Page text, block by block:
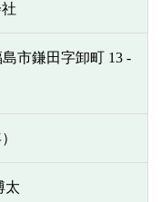
市鎌田字卸町 13 -
太